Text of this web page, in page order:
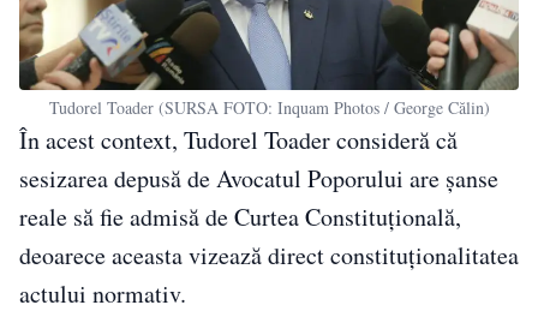
Tudorel Toader (SURSA FOTO: Inquam Photos / George Călin)
În acest context, Tudorel Toader consideră că
sesizarea depusă de Avocatul Poporului are șanse
reale să fie admisă de Curtea Constituțională,
deoarece aceasta vizează direct constituționalitatea
actului normativ.